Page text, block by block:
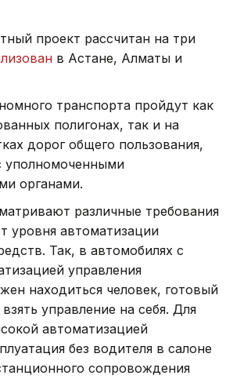
проект рассчитан на три
в Астане, Алматы и
транспорта пройдут как
полигонах, так и на
дорог общего пользования,
уполномоченными
органами.
различные требования
уровня автоматизации
Так, в автомобилях с
управления
находиться человек, готовый
управление на себя. Для
автоматизацией
без водителя в салоне
сопровождения